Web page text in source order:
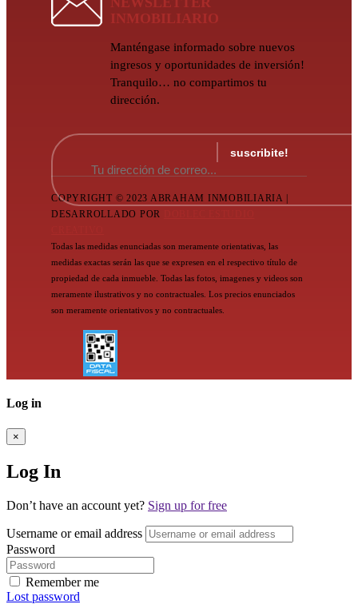
INMOBILIARIO
Manténgase informado sobre nuevos
ingresos y oportunidades de inversión!
Tranquilo… no compartimos tu
dirección.
COPYRIGHT © 2023 ABRAHAM INMOBILIARIA |
DESARROLLADO POR
Todas las medidas enunciadas son meramente orientativas, las
medidas exactas serán las que se expresen en el respectivo título de
propiedad de cada inmueble. Todas las fotos, imagenes y videos son
meramente ilustrativos y no contractuales. Los precios enunciados
son meramente orientativos y no contractuales.
Log in
×
Log In
Don’t have an account yet? Sign up for free
Username or email address
Password
Remember me
Lost password